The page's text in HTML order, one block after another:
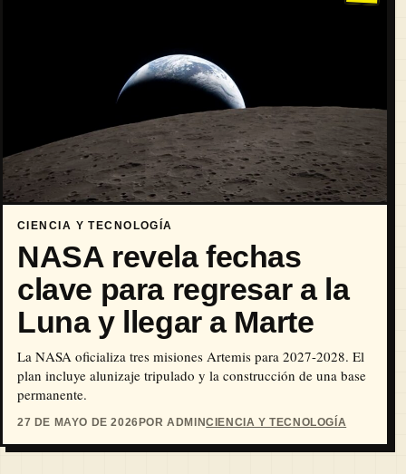
CIENCIA Y TECNOLOGÍA
NASA revela fechas
clave para regresar a la
Luna y llegar a Marte
La NASA oficializa tres misiones Artemis para 2027-2028. El
plan incluye alunizaje tripulado y la construcción de una base
permanente.
27 DE MAYO DE 2026POR ADMINCIENCIA Y TECNOLOGÍA